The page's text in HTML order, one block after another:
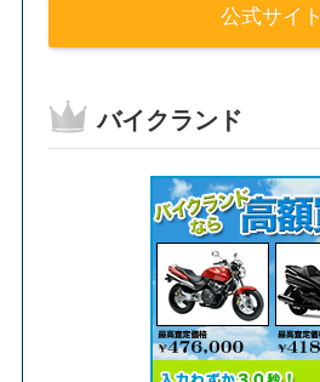
公式サイト
バイクランド